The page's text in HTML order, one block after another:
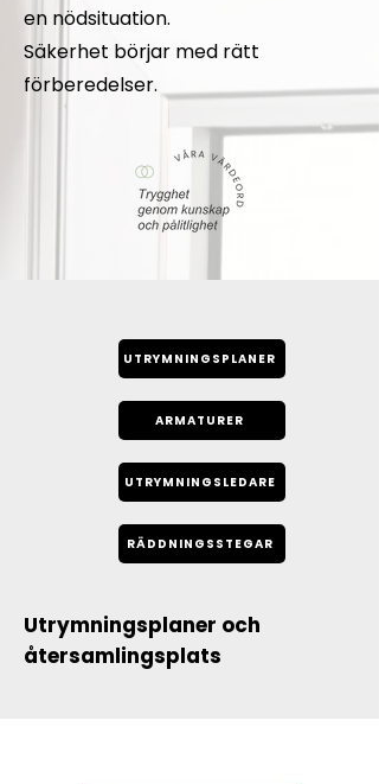
en nödsituation.
Säkerhet börjar med rätt
förberedelser.
UTRYMNINGSPLANER
ARMATURER
UTRYMNINGSLEDARE
RÄDDNINGSSTEGAR
Utrymningsplaner och
återsamlingsplats